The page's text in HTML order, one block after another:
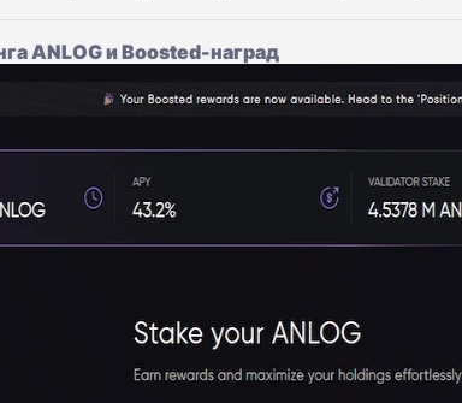
ANLOG и Boosted-наград